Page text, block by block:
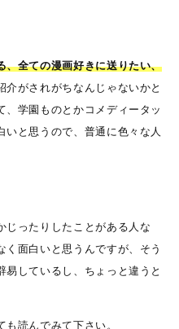
、全ての漫画好きに送りたい、
介がされがちなんじゃないかと
学園ものとかコメディータッ
と思うので、普通に色々な人
じったりしたことがある人な
く面白いと思うんですが、そう
しているし、ちょっと違うと
読んでみて下さい。